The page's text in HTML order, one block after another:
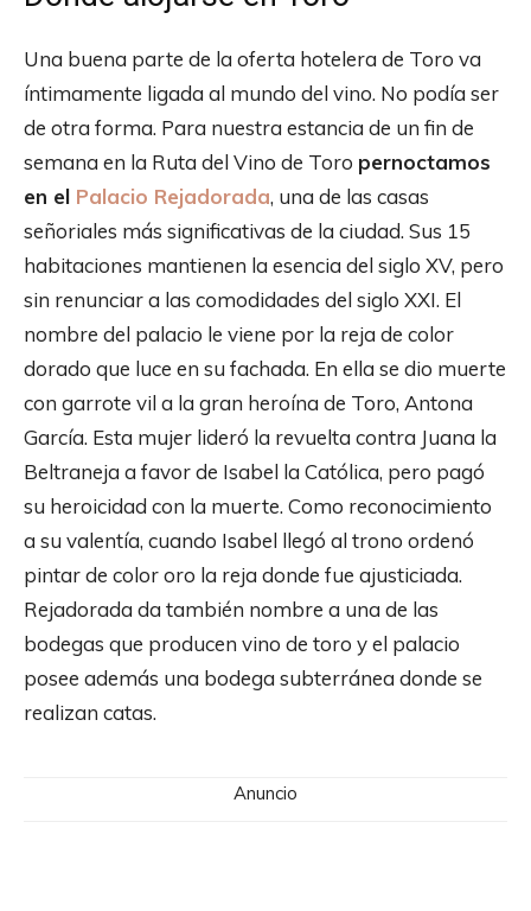
Una buena parte de la oferta hotelera de Toro va
íntimamente ligada al mundo del vino. No podía ser
de otra forma. Para nuestra estancia de un fin de
semana en la Ruta del Vino de Toro pernoctamos
en el Palacio Rejadorada, una de las casas
señoriales más significativas de la ciudad. Sus 15
habitaciones mantienen la esencia del siglo XV, pero
sin renunciar a las comodidades del siglo XXI. El
nombre del palacio le viene por la reja de color
dorado que luce en su fachada. En ella se dio muerte
con garrote vil a la gran heroína de Toro, Antona
García. Esta mujer lideró la revuelta contra Juana la
Beltraneja a favor de Isabel la Católica, pero pagó
su heroicidad con la muerte. Como reconocimiento
a su valentía, cuando Isabel llegó al trono ordenó
pintar de color oro la reja donde fue ajusticiada.
Rejadorada da también nombre a una de las
bodegas que producen vino de toro y el palacio
posee además una bodega subterránea donde se
realizan catas.
Anuncio